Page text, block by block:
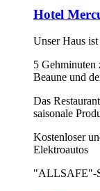
Hotel
Unser Haus
5 Gehminuten
Beaune und
Das
saisonale
Kostenloser
Elektroautos
"ALLSAFE"-